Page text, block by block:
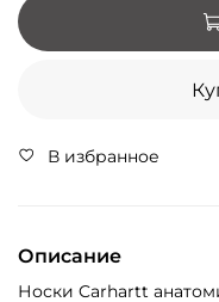
В избранное
Описание
Носки Carhartt